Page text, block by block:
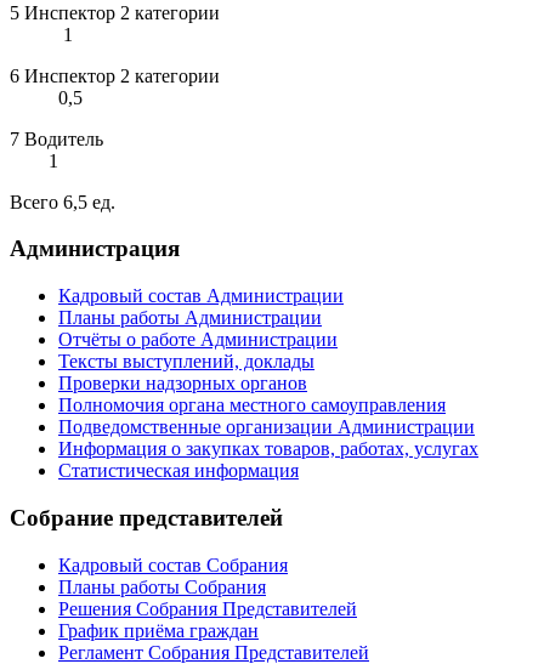
5 Инспектор 2 категории
1
6 Инспектор 2 категории
0,5
7 Водитель
1
Всего 6,5 ед.
Администрация
Кадровый состав Администрации
Планы работы Администрации
Отчёты о работе Администрации
Тексты выступлений, доклады
Проверки надзорных органов
Полномочия органа местного самоуправления
Подведомственные организации Администрации
Информация о закупках товаров, работах, услугах
Статистическая информация
Собрание представителей
Кадровый состав Собрания
Планы работы Собрания
Решения Собрания Представителей
График приёма граждан
Регламент Собрания Представителей